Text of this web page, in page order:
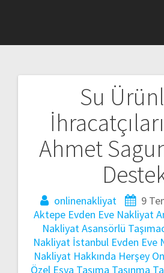
Su
Ahmet
onlinenakliyat
9
Aktepe Evden Eve Nakliyat
NakliyatAsansörlü
Nakliyat İstanbul Evden Eve
Nakliyat Hakkında Herşey
Özel Eşya Taşıma Taşınma
Yazı
gezinmesi